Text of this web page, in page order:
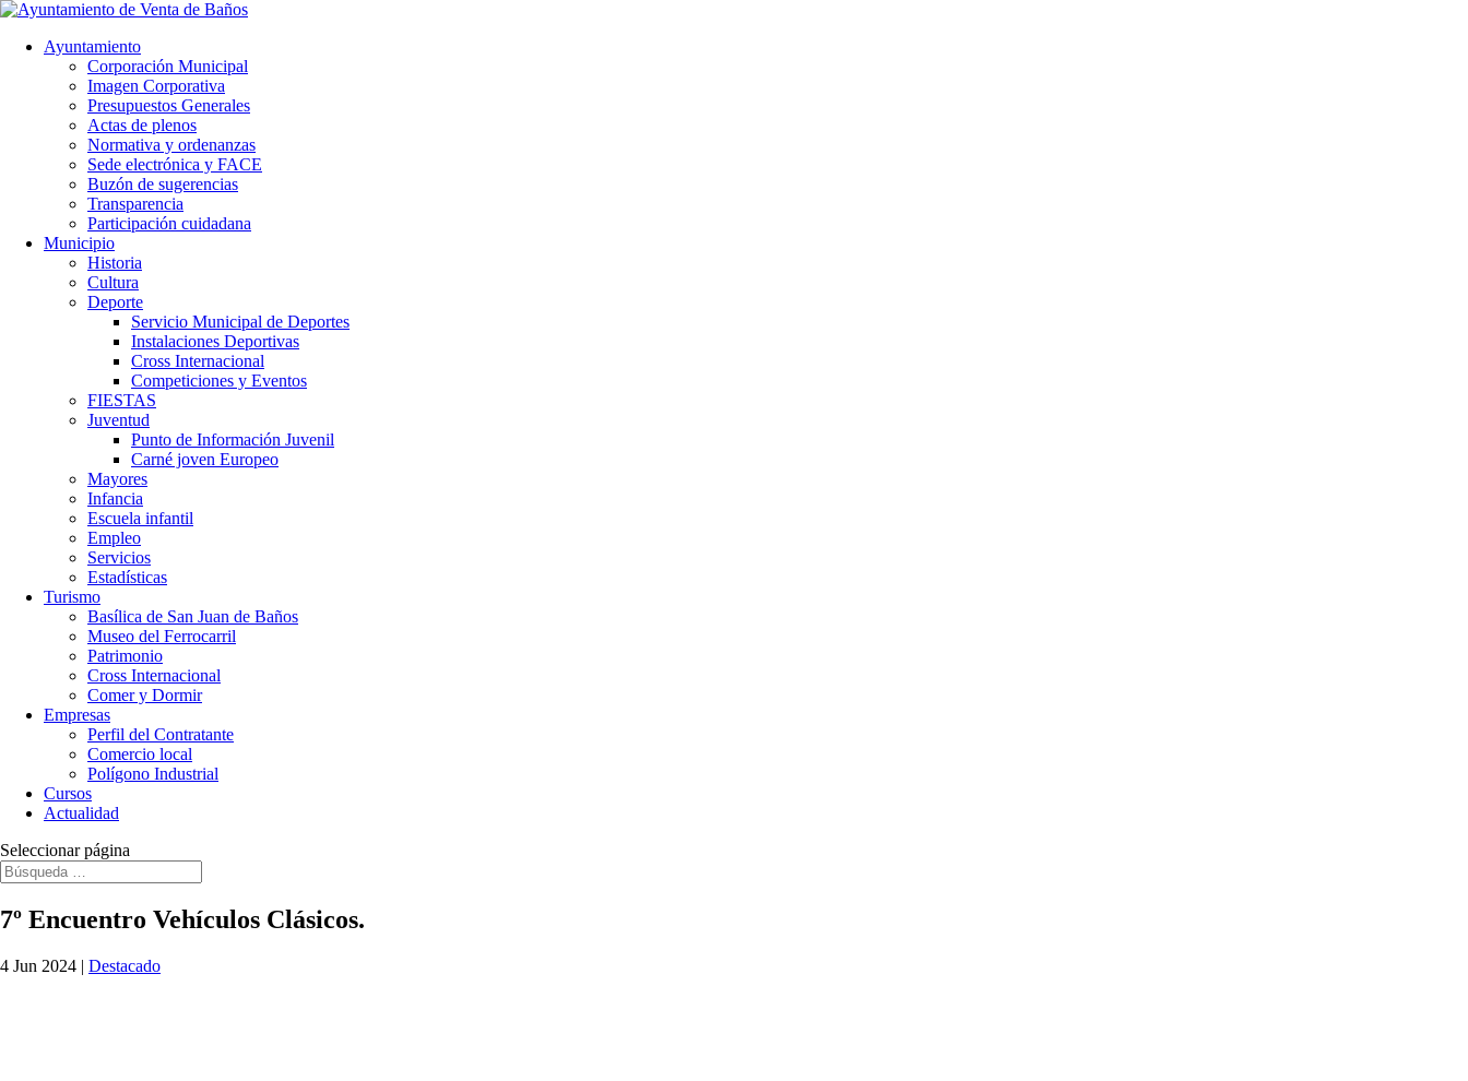
Ayuntamiento
Corporación Municipal
Imagen Corporativa
Presupuestos Generales
Actas de plenos
Normativa y ordenanzas
Sede electrónica y FACE
Buzón de sugerencias
Transparencia
Participación cuidadana
Municipio
Historia
Cultura
Deporte
Servicio Municipal de Deportes
Instalaciones Deportivas
Cross Internacional
Competiciones y Eventos
FIESTAS
Juventud
Punto de Información Juvenil
Carné joven Europeo
Mayores
Infancia
Escuela infantil
Empleo
Servicios
Estadísticas
Turismo
Basílica de San Juan de Baños
Museo del Ferrocarril
Patrimonio
Cross Internacional
Comer y Dormir
Empresas
Perfil del Contratante
Comercio local
Polígono Industrial
Cursos
Actualidad
Seleccionar página
7º Encuentro Vehículos Clásicos.
4 Jun 2024 | Destacado